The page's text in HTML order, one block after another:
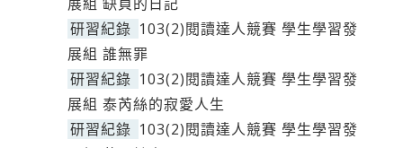
研習紀錄 103(2)閱讀達人競賽 學生學習發
展組 誰無罪
研習紀錄 103(2)閱讀達人競賽 學生學習發
展組 泰芮絲的寂愛人生
研習紀錄 103(2)閱讀達人競賽 學生學習發